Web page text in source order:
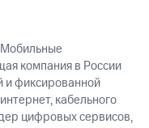
компания в России
и фиксированной
кабельного
цифровых сервисов,